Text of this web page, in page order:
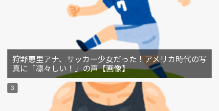
狩野恵里アナ、サッカー少女だった！アメリカ時代の写
真に「凛々しい！」の声【画像】